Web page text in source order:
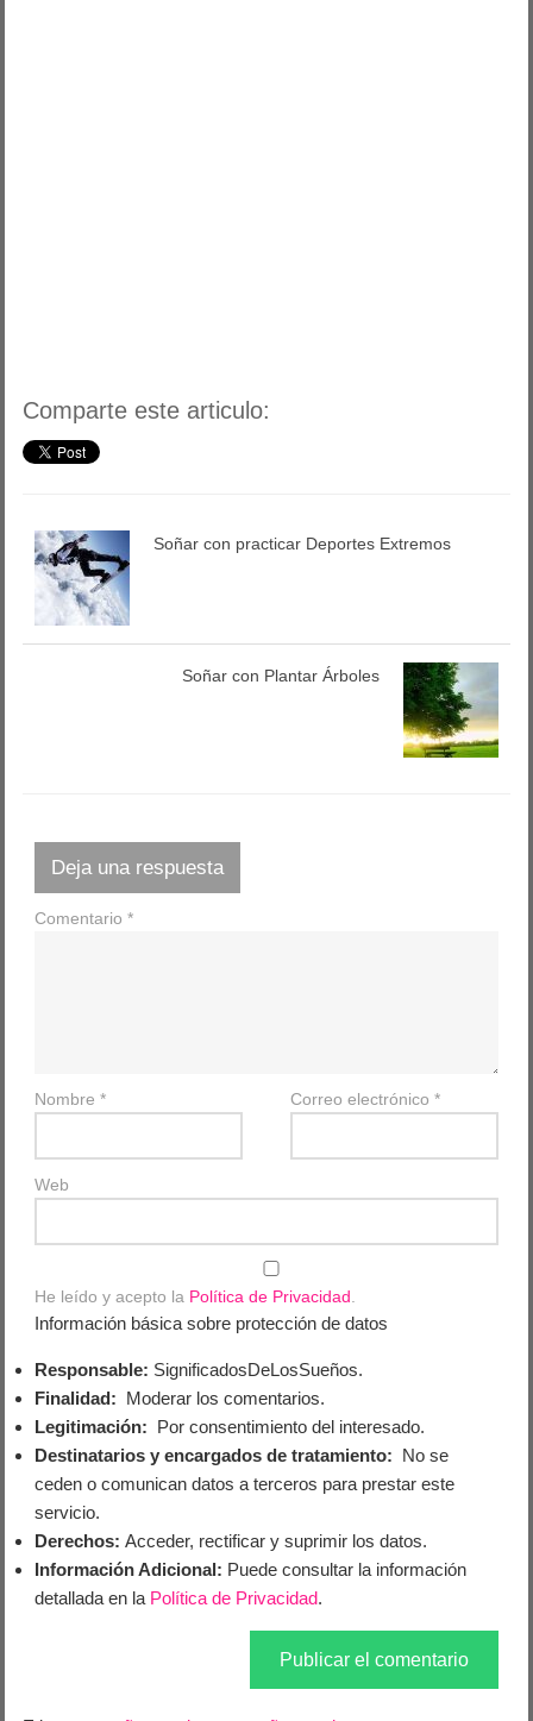
Comparte este articulo:
Soñar con practicar Deportes Extremos
Soñar con Plantar Árboles
Deja una respuesta
Comentario*
Nombre* Correo electrónico *
Web
He leído y acepto la Política de Privacidad
Información básica sobre protección de datos
Responsable: SignificadosDeLosSueños.
Finalidad: Moderar los comentarios.
Legitimación: Por consentimiento del interesado.
Destinatarios y encargados de tratamiento: No se
ceden o comunican datos a terceros para prestar este
servicio.
Derechos: Acceder, rectificar y suprimir los datos.
Información Adicional: Puede consultar la información
detallada en la Política de Privacidad.